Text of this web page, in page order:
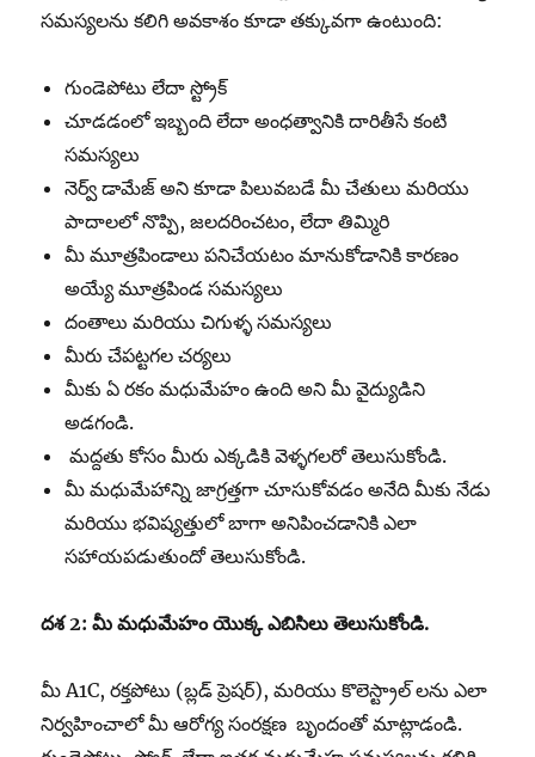
సమస్యలను కలిగి అవకాశం కూడా తక్కువగా ఉంటుంది:
గుండెపోటు లేదా స్ట్రోక్
చూడడంలో ఇబ్బంది లేదా అంధత్వానికి దారితీసే కంటి
సమస్యలు
నెర్వ్ డామేజ్ అని కూడా పిలువబడే మీ చేతులు మరియు
పాదాలలో నొప్పి, జలదరించటం, లేదా తిమ్మిరి
మీ మూత్రపిండాలు పనిచేయటం మానుకోడానికి కారణం
అయ్యే మూత్రపిండ సమస్యలు
దంతాలు మరియు చిగుళ్ళ సమస్యలు
మీరు చేపట్టగల చర్యలు
మీకు ఏ రకం మధుమేహం ఉంది అని మీ వైద్యుడిని
అడగండి.
మద్దతు కోసం మీరు ఎక్కడికి వెళ్ళగలరో తెలుసుకోండి.
మీ మధుమేహాన్ని జాగ్రత్తగా చూసుకోవడం అనేది మీకు నేడు
మరియు భవిష్యత్తులో బాగా అనిపించడానికి ఎలా
సహాయపడుతుందో తెలుసుకోండి.
దశ2:మీ మధుమేహం యొక్క ఎబిసిలు తెలుసుకోండి.
మీ A1C, రక్తపోటు (బ్లడ్ ప్రెషర్), మరియు కొలెస్ట్రాల్ లను ఎలా
నిర్వహించాలో మీ ఆరోగ్య సంరక్షణ బృందంతో మాట్లాడండి.